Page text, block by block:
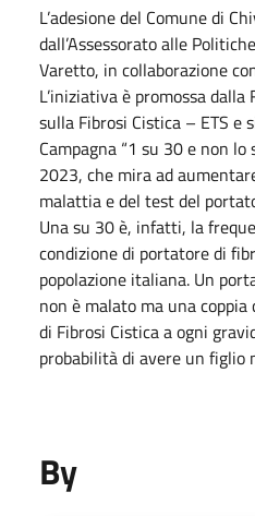
L’adesione del Comune di
dall’Assessorato alle
Varetto, in collaborazione
L’iniziativa è promossa
sulla Fibrosi Cistica – ETS e
Campagna “1 su 30 e non
2023, che mira ad
malattia e del test del
Una su 30 è, infatti, la
condizione di portatore di
popolazione italiana. Un
non è malato ma una
di Fibrosi Cistica a ogni
probabilità di avere un figlio
By